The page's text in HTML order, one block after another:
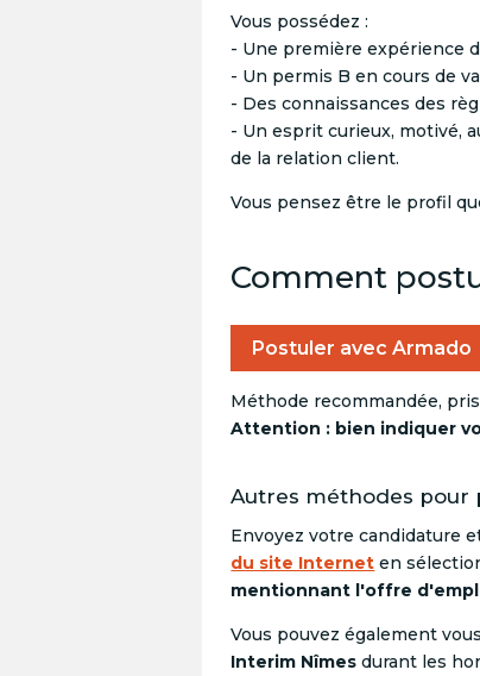
Vous possédez :
- Une première expérience
- Un permis B en cours de
- Des connaissances des
- Un esprit curieux, motivé,
de la relation client.
Vous pensez être le profil
Comment
Postuler avec Armado
Méthode recommandée,
Attention : bien indiquer
Autres méthodes pour
Envoyez votre candidature
du site Internet en
mentionnant l'offre
Vous pouvez également
Interim Nîmes durant les